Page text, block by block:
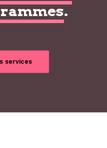
.
services